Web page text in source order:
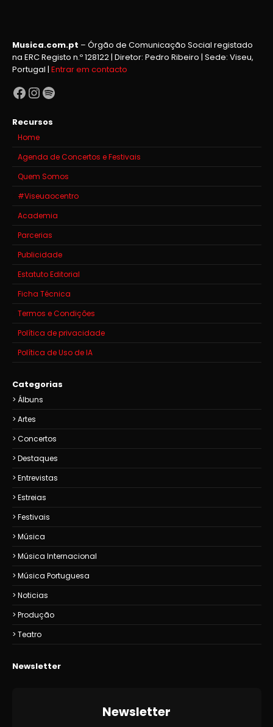
Musica.com.pt – Órgão de Comunicação Social registado
na ERC Registo n.º 128122 | Diretor: Pedro Ribeiro | Sede: Viseu,
Portugal | Entrar em contacto
Facebook
Instagram
Spotify
Recursos
Home
Agenda de Concertos e Festivais
Quem Somos
#Viseuaocentro
Academia
Parcerias
Publicidade
Estatuto Editorial
Ficha Técnica
Termos e Condições
Política de privacidade
Política de Uso de IA
Categorias
Álbuns
Artes
Concertos
Destaques
Entrevistas
Estreias
Festivais
Música
Música Internacional
Música Portuguesa
Noticias
Produção
Teatro
Newsletter
Newsletter